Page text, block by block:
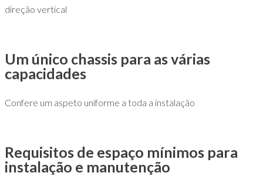
direção vertical
Um único chassis para as várias
capacidades
Confere um aspeto uniforme a toda a instalação
Requisitos de espaço mínimos para
instalação e manutenção